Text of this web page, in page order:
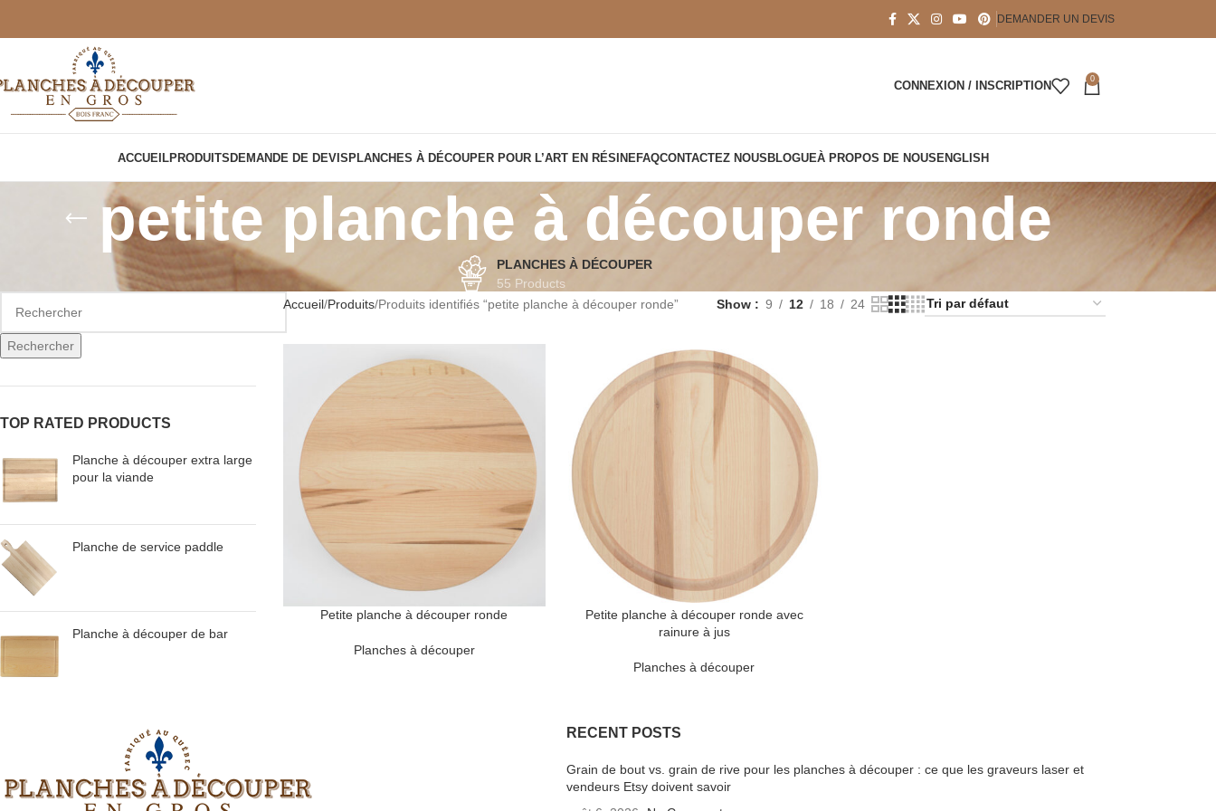
DEMANDER UN DEVIS
CONNEXION / INSCRIPTION
0
ACCUEILPRODUITSDEMANDE DE DEVISPLANCHES À DÉCOUPER POUR L’ART EN RÉSINEFAQCONTACTEZ NOUSBLOGUEÀ PROPOS DE NOUSENGLISH
petite planche à découper ronde
PLANCHES À DÉCOUPER
55 Products
Rechercher
TOP RATED PRODUCTS
Planche à découper extra large
pour la viande
Planche de service paddle
Planche à découper de bar
Accueil Produits Produits identifiés “petite planche à découper ronde” Show 9 12 18 24
Petite planche à découper ronde
Planches à découper
Petite planche à découper ronde avec
rainure à jus
Planches à découper
RECENT POSTS
Grain de bout vs. grain de rive pour les planches à découper : ce que les graveurs laser et
vendeurs Etsy doivent savoir